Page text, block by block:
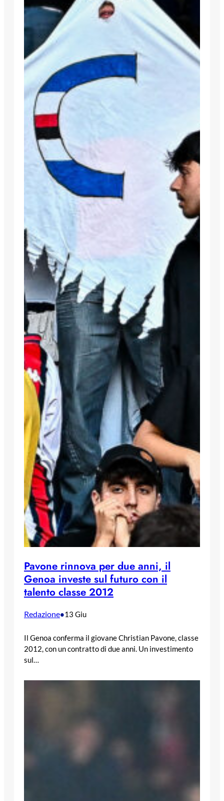
Pavone rinnova per due anni, il
Genoa investe sul futuro con il
talento classe 2012
Redazione•13 Giu
Il Genoa conferma il giovane Christian Pavone, classe
2012, con un contratto di due anni. Un investimento
sul…